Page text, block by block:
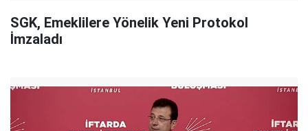
SGK, Emeklilere Yönelik Yeni Protokol
İmzaladı